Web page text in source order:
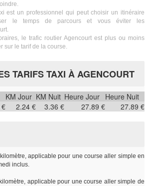
est un professionnel qui peut choisir un itinéraire
le temps de parcours et vous éviter les
le trafic routier Agencourt est plus ou moins
sur le tarif de la course.
TARIFS TAXI À AGENCOURT
KM Jour KM Nuit Heure Jour Heure Nuit
2.24 € 3.36 € 27.89 € 27.89 €
applicable pour une course aller simple en
inclus.
applicable pour une course aller simple de